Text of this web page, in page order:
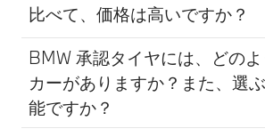
比べて、価格は高いですか？
BMW 承認タイヤには、どの
カーがありますか？また、選
能ですか？